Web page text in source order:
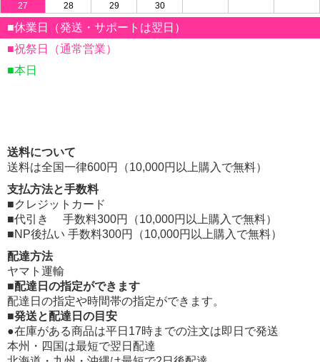
27
28 29 30
■休業日（発送・サポートは翌日）
■祝祭日（通常営業）
■本日
送料について
送料は全国一律600円（10,000円以上購入で無料）
支払方法と手数料
■クレジットカード
■代引き 手数料300円（10,000円以上購入で無料）
■NP後払い 手数料300円（10,000円以上購入で無料）
配達方法
ヤマト運輸
■配達日の指定ができます
配達日の指定や時間帯の指定ができます。
■発送と配達日の目安
●在庫がある商品は平日17時までの注文は即日で発送
本州・四国は最短で翌日配達